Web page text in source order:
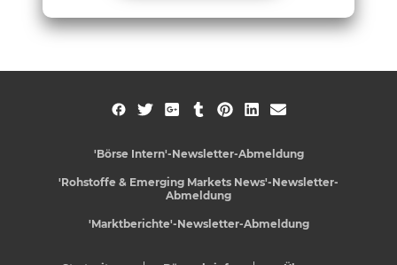
'Börse Intern'-Newsletter-Abmeldung
'Rohstoffe & Emerging Markets News'-Newsletter-
Abmeldung
'Marktberichte'-Newsletter-Abmeldung